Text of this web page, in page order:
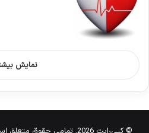
نمایش